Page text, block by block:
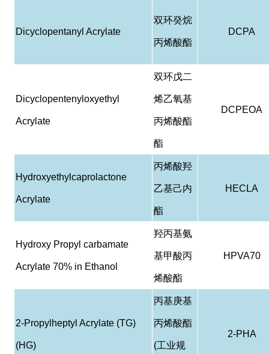
Dicyclopentanyl Acrylate
双环癸烷
丙烯酸酯
DCPA
Dicyclopentenyloxyethyl
Acrylate
双环戊二
烯乙氧基
丙烯酸酯
酯
DCPEOA
Hydroxyethylcaprolactone
Acrylate
丙烯酸羟
乙基己内
酯
HECLA
Hydroxy Propyl carbamate
Acrylate 70% in Ethanol
羟丙基氨
基甲酸丙
烯酸酯
HPVA70
2-Propylheptyl Acrylate (TG)
(HG)
丙基庚基
丙烯酸酯
(工业规
2-PHA